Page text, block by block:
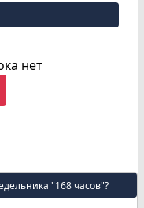
нет
"168 часов"?